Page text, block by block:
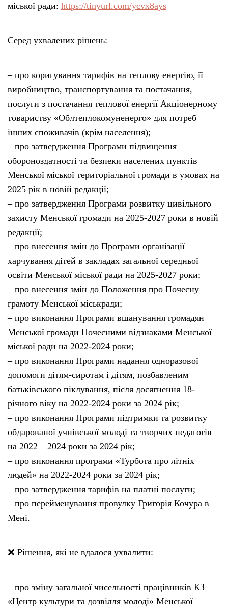
міської ради: https://tinyurl.com/ycvx8ays
Серед ухвалених рішень:
– про коригування тарифів на теплову енергію, її
виробництво, транспортування та постачання,
послуги з постачання теплової енергії Акціонерному
товариству «Облтеплокомуненерго» для потреб
інших споживачів (крім населення);
– про затвердження Програми підвищення
обороноздатності та безпеки населених пунктів
Менської міської територіальної громади в умовах на
2025 рік в новій редакції;
– про затвердження Програми розвитку цивільного
захисту Менської громади на 2025-2027 роки в новій
редакції;
– про внесення змін до Програми організації
харчування дітей в закладах загальної середньої
освіти Менської міської ради на 2025-2027 роки;
– про внесення змін до Положення про Почесну
грамоту Менської міськради;
– про виконання Програми вшанування громадян
Менської громади Почесними відзнаками Менської
міської ради на 2022-2024 роки;
– про виконання Програми надання одноразової
допомоги дітям-сиротам і дітям, позбавленим
батьківського піклування, після досягнення 18-
річного віку на 2022-2024 роки за 2024 рік;
– про виконання Програми підтримки та розвитку
обдарованої учнівської молоді та творчих педагогів
на 2022 – 2024 роки за 2024 рік;
– про виконання програми «Турбота про літніх
людей» на 2022-2024 роки за 2024 рік;
– про затвердження тарифів на платні послуги;
– про перейменування провулку Григорія Кочура в
Мені.
❌ Рішення, які не вдалося ухвалити:
– про зміну загальної чисельності працівників КЗ
«Центр культури та дозвілля молоді» Менської